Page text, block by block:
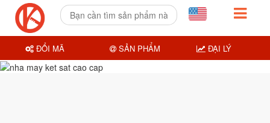
ĐỔI MÃ SẢN PHẨM ĐẠI LÝ